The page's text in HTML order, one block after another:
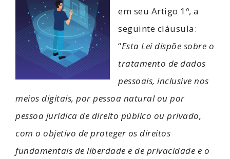
em seu Artigo 1º, a
seguinte cláusula:
“Esta Lei dispõe sobre o
tratamento de dados
pessoais, inclusive nos
meios digitais, por pessoa natural ou por
pessoa jurídica de direito público ou privado,
com o objetivo de proteger os direitos
fundamentais de liberdade e de privacidade e o